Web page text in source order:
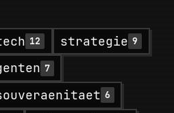
12 strategie 9
7
6